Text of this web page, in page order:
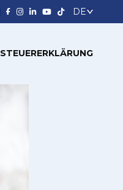
STEUERERKLÄRUNG